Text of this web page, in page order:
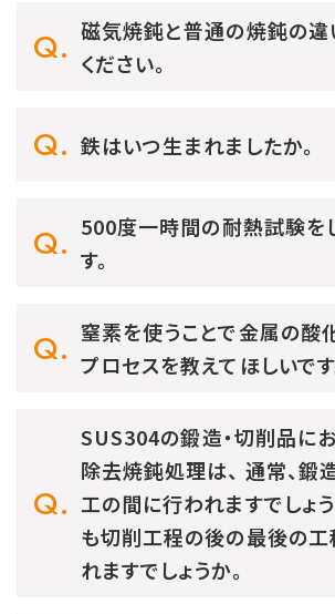
磁気焼鈍と普通の焼鈍の違
ください。
鉄はいつ生まれましたか。
500度一時間の耐熱試験を
す。
窒素を使うことで金属の酸
プロセスを教えてほしいです
SUS304の鍛造・切削品に
除去焼鈍処理は、 通常、鍛
工の間に行われますでしょう
も切削工程の後の最後の工
れますでしょうか。